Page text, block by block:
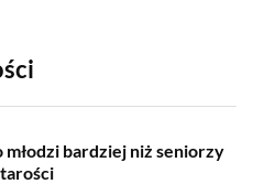
młodzi bardziej niż seniorzy